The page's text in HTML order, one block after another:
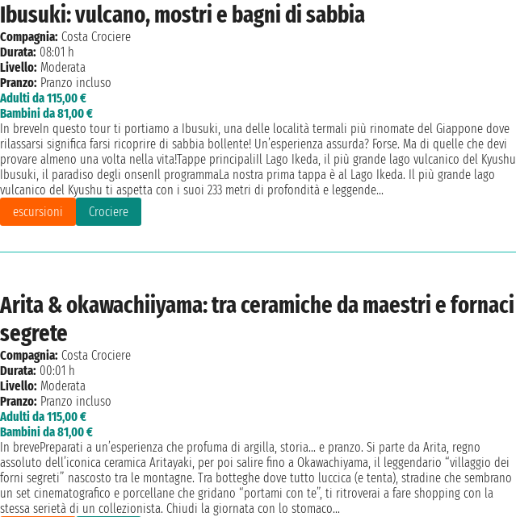
Ibusuki: vulcano, mostri e bagni di sabbia
Compagnia: Costa Crociere
Durata: 08:01 h
Livello: Moderata
Pranzo: Pranzo incluso
Adulti da 115,00 €
Bambini da 81,00 €
In breveIn questo tour ti portiamo a Ibusuki, una delle località termali più rinomate del Giappone dove
rilassarsi significa farsi ricoprire di sabbia bollente! Un’esperienza assurda? Forse. Ma di quelle che devi
provare almeno una volta nella vita!Tappe principaliIl Lago Ikeda, il più grande lago vulcanico del Kyushu
Ibusuki, il paradiso degli onsenIl programmaLa nostra prima tappa è al Lago Ikeda. Il più grande lago
vulcanico del Kyushu ti aspetta con i suoi 233 metri di profondità e leggende...
escursioni
Crociere
Arita & okawachiiyama: tra ceramiche da maestri e fornaci
segrete
Compagnia: Costa Crociere
Durata: 00:01 h
Livello: Moderata
Pranzo: Pranzo incluso
Adulti da 115,00 €
Bambini da 81,00 €
In brevePreparati a un’esperienza che profuma di argilla, storia… e pranzo. Si parte da Arita, regno
assoluto dell’iconica ceramica Aritayaki, per poi salire fino a Okawachiyama, il leggendario “villaggio dei
forni segreti” nascosto tra le montagne. Tra botteghe dove tutto luccica (e tenta), stradine che sembrano
un set cinematografico e porcellane che gridano “portami con te”, ti ritroverai a fare shopping con la
stessa serietà di un collezionista. Chiudi la giornata con lo stomaco...